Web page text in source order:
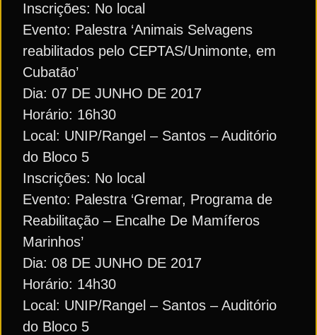
Inscrições: No local
Evento: Palestra ‘Animais Selvagens
reabilitados pelo CEPTAS/Unimonte, em
Cubatão’
Dia: 07 DE JUNHO DE 2017
Horário: 16h30
Local: UNIP/Rangel – Santos – Auditório
do Bloco 5
Inscrições: No local
Evento: Palestra ‘Gremar, Programa de
Reabilitação – Encalhe De Mamíferos
Marinhos’
Dia: 08 DE JUNHO DE 2017
Horário: 14h30
Local: UNIP/Rangel – Santos – Auditório
do Bloco 5